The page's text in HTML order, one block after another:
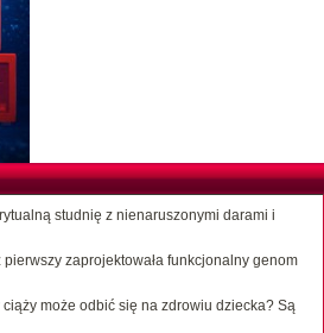
studnię z nienaruszonymi darami i
zaprojektowała funkcjonalny genom
może odbić się na zdrowiu dziecka? Są